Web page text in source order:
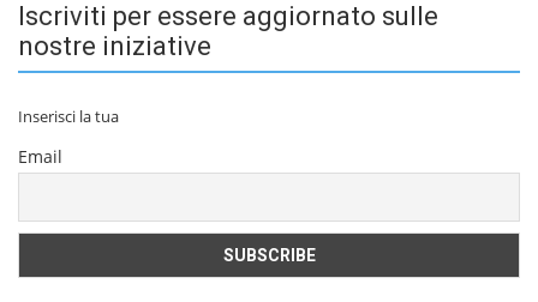
Iscriviti per essere aggiornato sulle
nostre iniziative
Inserisci la tua
Email